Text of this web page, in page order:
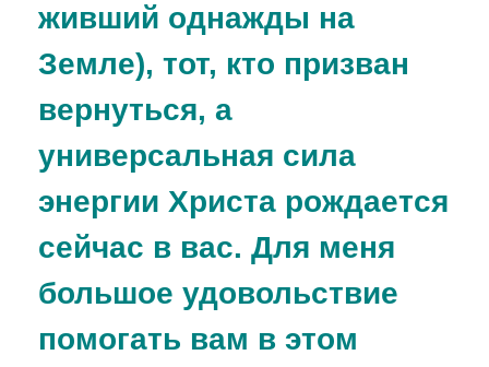
живший однажды на
Земле), тот, кто призван
вернуться, а
универсальная сила
энергии Христа рождается
сейчас в вас. Для меня
большое удовольствие
помогать вам в этом